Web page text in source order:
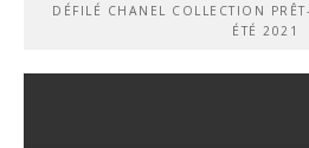
DÉFILÉ CHANEL COLLECTION
ÉTÉ 2021